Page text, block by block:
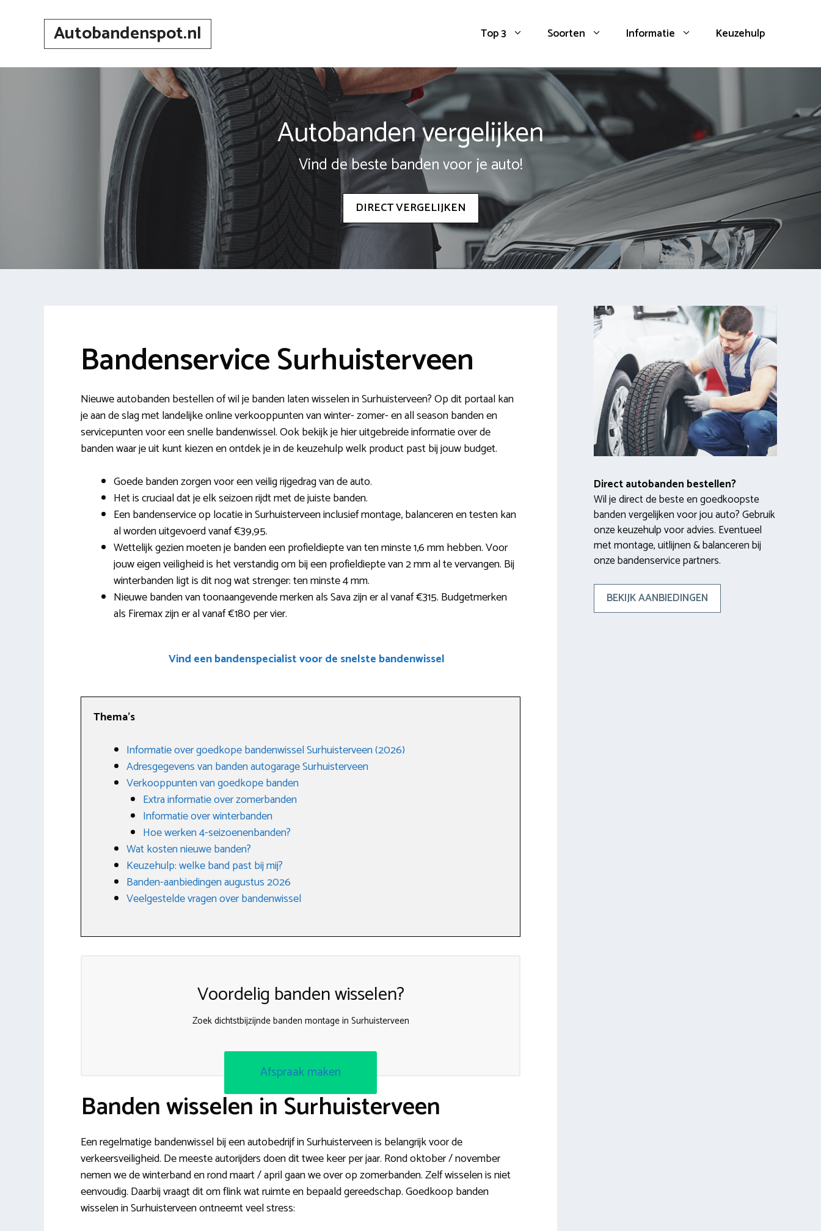
Autobandenspot.nl Top 3 Soorten Informatie Keuzehulp
Autobanden vergelijken
Vind de beste banden voor je auto!
DIRECT VERGELIJKEN
Bandenservice Surhuisterveen
Nieuwe autobanden bestellen of wil je banden laten wisselen in Surhuisterveen? Op dit portaal kan
je aan de slag met landelijke online verkooppunten van winter- zomer- en all season banden en
servicepunten voor een snelle bandenwissel. Ook bekijk je hier uitgebreide informatie over de
banden waar je uit kunt kiezen en ontdek je in de keuzehulp welk product past bij jouw budget.
Goede banden zorgen voor een veilig rijgedrag van de auto.
Het is cruciaal dat je elk seizoen rijdt met de juiste banden.
Een bandenservice op locatie in Surhuisterveen inclusief montage, balanceren en testen kan
al worden uitgevoerd vanaf €39,95.
Wettelijk gezien moeten je banden een profieldiepte van ten minste 1,6 mm hebben. Voor
jouw eigen veiligheid is het verstandig om bij een profieldiepte van 2 mm al te vervangen. Bij
winterbanden ligt is dit nog wat strenger: ten minste 4 mm.
Nieuwe banden van toonaangevende merken als Sava zijn er al vanaf €315. Budgetmerken
als Firemax zijn er al vanaf €180 per vier.
Vind een bandenspecialist voor de snelste bandenwissel
Thema’s
Informatie over goedkope bandenwissel Surhuisterveen (2026)
Adresgegevens van banden autogarage Surhuisterveen
Verkooppunten van goedkope banden
Extra informatie over zomerbanden
Informatie over winterbanden
Hoe werken 4-seizoenenbanden?
Wat kosten nieuwe banden?
Keuzehulp: welke band past bij mij?
Banden-aanbiedingen augustus 2026
Veelgestelde vragen over bandenwissel
Voordelig banden wisselen?
Zoek dichtstbijzijnde banden montage in Surhuisterveen
Afspraak maken
Banden wisselen in Surhuisterveen
Een regelmatige bandenwissel bij een autobedrijf in Surhuisterveen is belangrijk voor de
verkeersveiligheid. De meeste autorijders doen dit twee keer per jaar. Rond oktober / november
nemen we de winterband en rond maart / april gaan we over op zomerbanden. Zelf wisselen is niet
eenvoudig. Daarbij vraagt dit om flink wat ruimte en bepaald gereedschap. Goedkoop banden
wisselen in Surhuisterveen ontneemt veel stress:
Direct autobanden bestellen?
Wil je direct de beste en goedkoopste
banden vergelijken voor jou auto? Gebruik
onze keuzehulp voor advies. Eventueel
met montage, uitlijnen & balanceren bij
onze bandenservice partners.
BEKIJK AANBIEDINGEN